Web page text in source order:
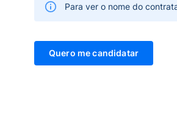
Para ver o nome do
Quero me candidatar